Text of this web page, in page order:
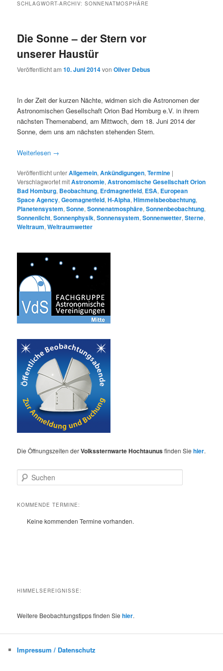
SCHLAGWORT-ARCHIV:SONNENATMOSPHÄRE
Die Sonne – der Stern vor
unserer Haustür
Veröffentlicht am10. Juni 2014vonOliver Debus
In der Zeit der kurzen Nächte, widmen sich die Astronomen der
Astronomischen Gesellschaft Orion Bad Homburg e.V. in ihrem
nächsten Themenabend, am Mittwoch, dem 18. Juni 2014 der
Sonne, dem uns am nächsten stehenden Stern.
Weiterlesen →
Veröffentlicht unterAllgemein,Ankündigungen,Termine |
Verschlagwortet mitAstronomie,Astronomische Gesellschaft Orion
Bad Homburg, Beobachtung, Erdmagnetfeld, ESA, European
Space Agency,Geomagnetfeld,H-Alpha,Himmelsbeobachtung,
Planetensystem,Sonne,Sonnenatmosphäre,Sonnenbeobachtung,
Sonnenlicht,Sonnenphysik,Sonnensystem,Sonnenwetter,Sterne,
Weltraum,Weltraumwetter
Die Öffnungszeiten derVolkssternwarte Hochtaunusfinden Siehier.
u
h
KOMMENDE TERMINE:
Keine kommenden Termine vorhanden.
HIMMELSEREIGNISSE:
Weitere Beobachtungstipps finden Siehier.
Impressum / Datenschutz